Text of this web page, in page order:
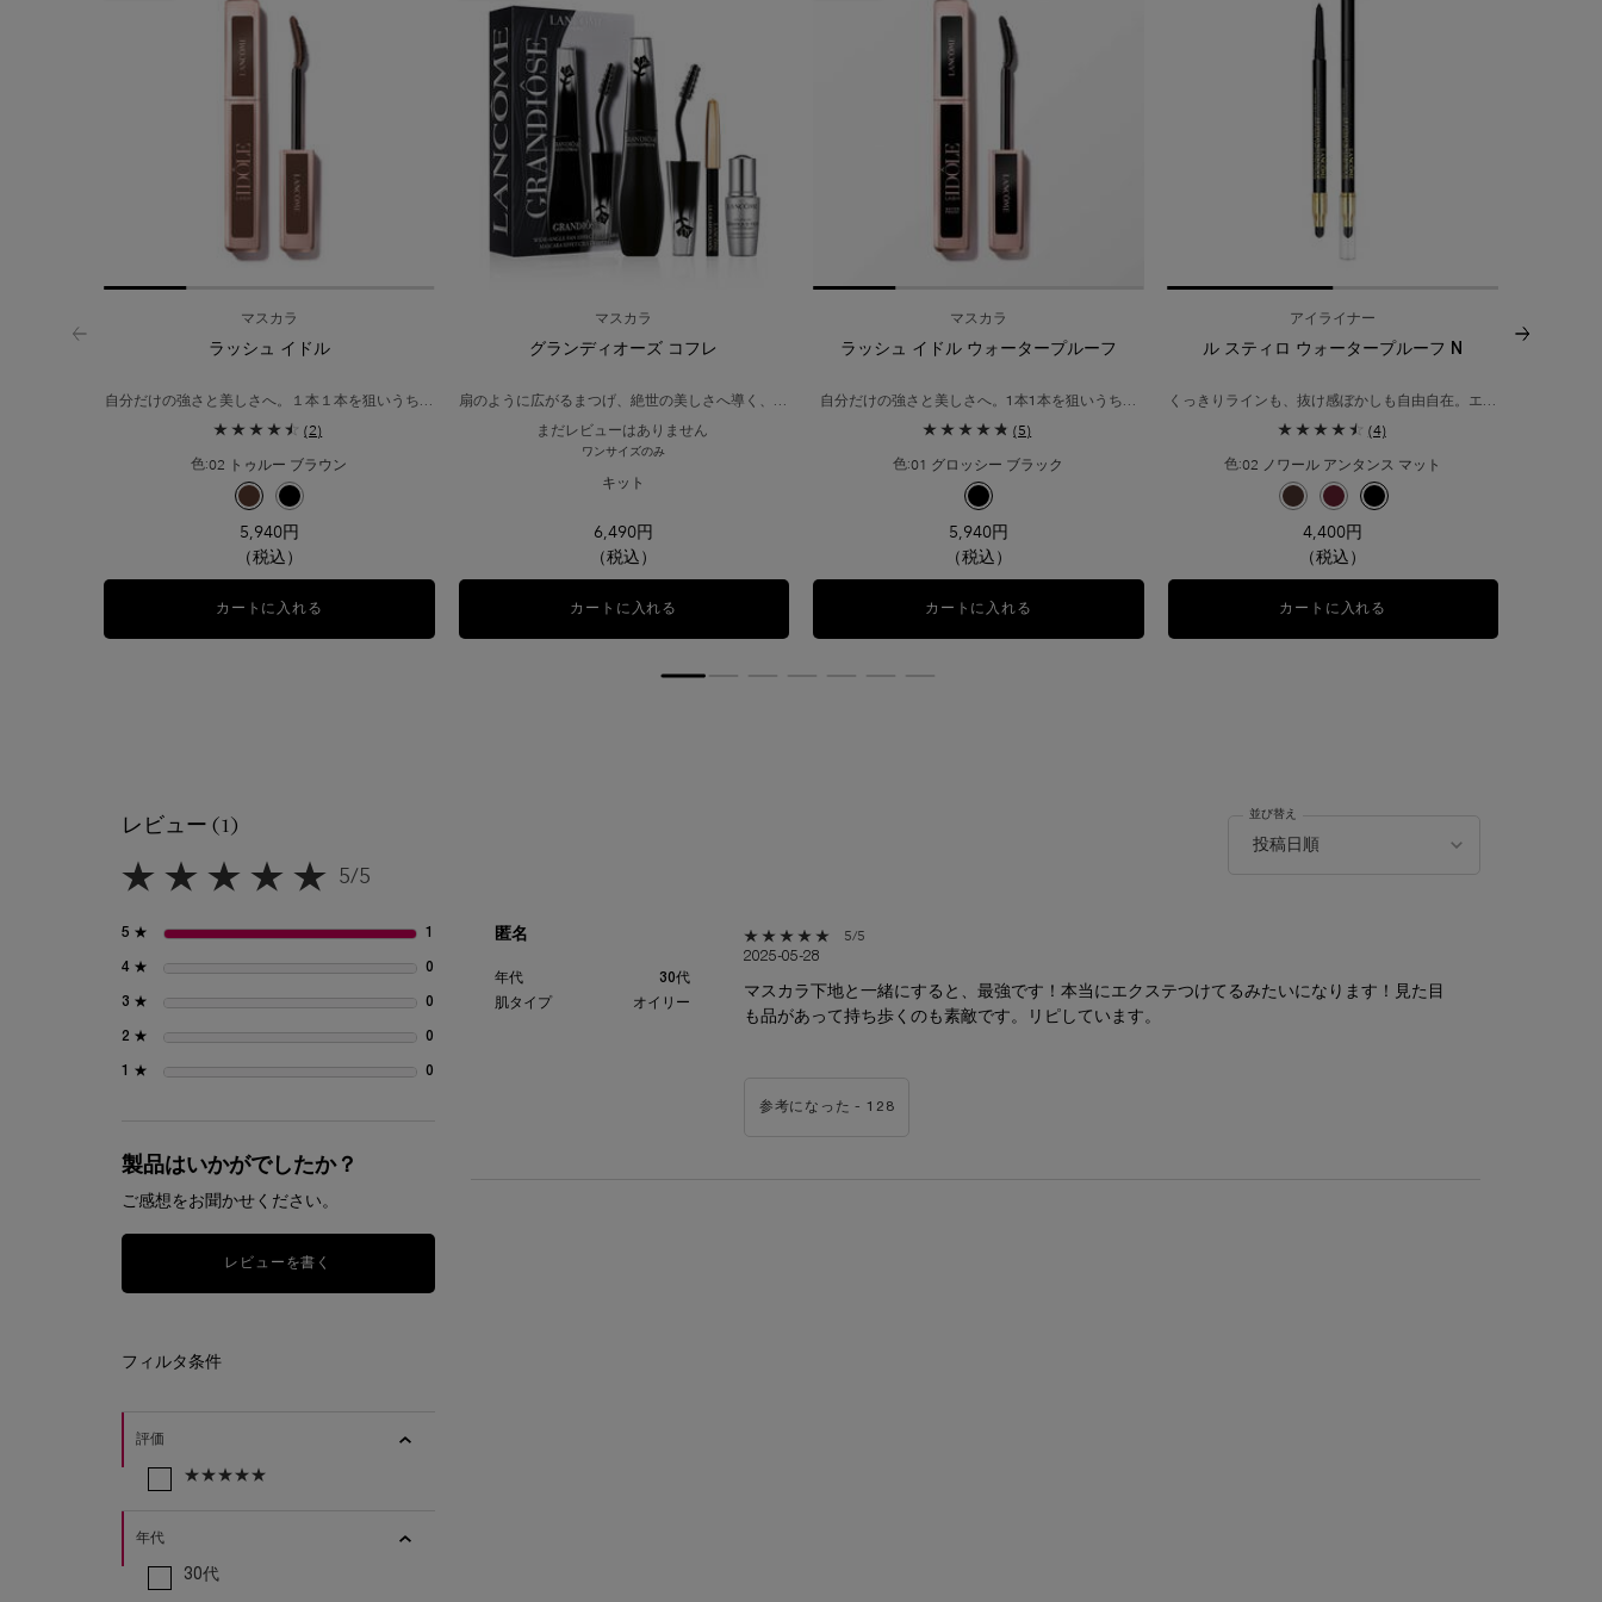
マスカラ
ラッシュ イドル
自分だけの強さと美しさへ。１本１本を狙いうち。​
(2)
色:02 トゥルー ブラウン
{1} の場合
選択済み
02 トゥルー ブラウン のカラー ラッシュ イドル、1/2
選択済み
01 グロッシー ブラック のカラー ラッシュ イドル、2/2
5,940円
（税込）
カートに入れる
マスカラ
グランディオーズ コフレ
扇のように広がるまつげ、絶世の美しさへ導く、グ
人気の目もと用美容液とアイライナーがセットに。​
まだレビューはありません
ワンサイズのみ
キット
6,490円
（税込）
カートに入れる
マスカラ
ラッシュ イドル ウォータープルーフ
自分だけの強さと美しさへ。1本1本を狙いうち。
(5)
色:01 グロッシー ブラック
選択済み
01 グロッシー ブラック のカラー ラッシュ イドル ウォータープルーフ、1/1
5,940円
（税込）
カートに入れる ラッシュ イドル ウォータープルーフ
アイライナー
ル スティロ ウォータープルーフ N
くっきりラインも、抜け感ぼかしも自由自在。エレ
(4)
色:02 ノワール アンタンス マット
{1} の場合
選択済み
03 ショコラ マット のカラー ル スティロ ウォ
選択済み
10 ルビー フィーバー のカラー ル ステ
選択済み
02 ノワール アンタンス マット
4,400円
（税込）
カートに入れる
レビュー (1)
5星中5。 5/5
5 ★ 1 1 とのレビュー 5 出演者
4 ★ 0 0 とのレビュー 4 出演者
3 ★ 0 0 とのレビュー 3 出演者
2 ★ 0
1 ★ 0
製品はいかがでしたか？
ご感想をお聞かせください。
レビューを書く
フィルタ条件
評価
★★★★★
年代
30代
並び替え
匿名
年代
30代
肌タイプ
オイリー
5星中5。 5/5
2025-05-28
マスカラ下地と一緒にすると、最強です！本当にエクステつけてるみたいになります！見た目
も品があって持ち歩くのも素敵です。リピしています。
参考になった -128